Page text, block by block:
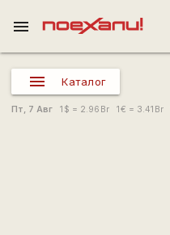
menu
Каталог
Пт, 7 Авг 1 $ = 2.96 Br 1€ = 3.41 Br